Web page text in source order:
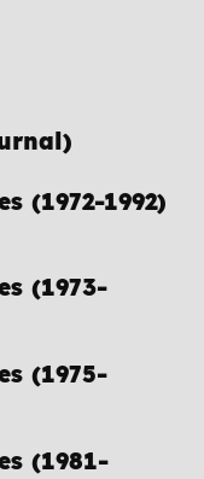
(1972-1992)
(1973-
(1975-
(1981-